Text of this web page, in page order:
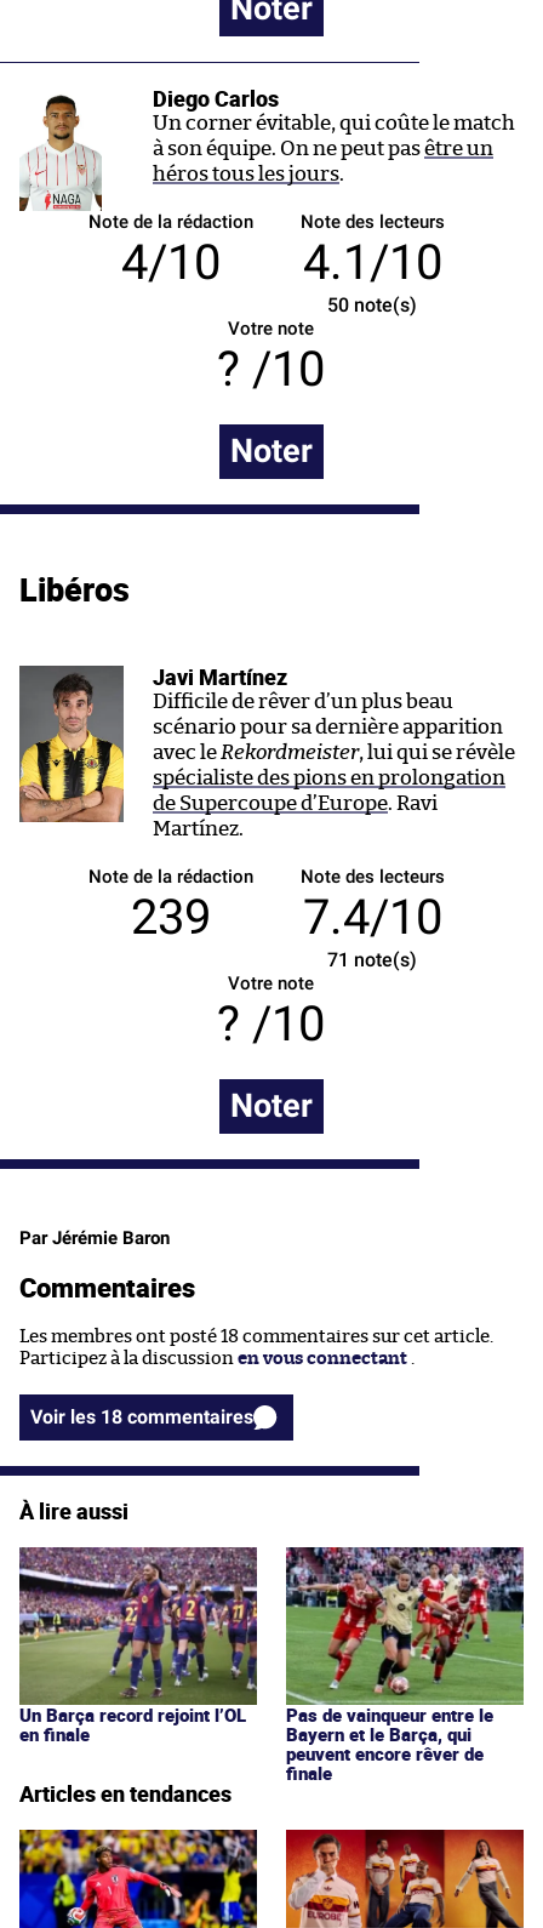
Noter
Diego Carlos
Un corner évitable, qui coûte le match
à son équipe. On ne peut pasêtre un
héros tous les jours.
Note de la rédaction
4/10
Note des lecteurs
4.1/10
50 note(s)
Votre note
/10
Noter
Libéros
Javi Martínez
Difficile de rêver d’un plus beau
scénario pour sa dernière apparition
avec le Rekordmeister, lui qui se révèle
spécialiste des pions en prolongation
de Supercoupe d’Europe. Ravi
Martínez.
Note de la rédaction
239
Note des lecteurs
7.4/10
71 note(s)
Votre note
/10
Noter
Par Jérémie Baron
Commentaires
Les membres ont posté 18 commentaires sur cet article.
Participez à la discussion en vous connectant
Voir les 18 commentaires
À lire aussi
Un Barça record rejoint l’OL
en finale
Pas de vainqueur entre le
Bayern et le Barça, qui
peuvent encore rêver de
finale
Articles en tendances